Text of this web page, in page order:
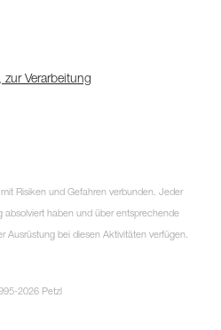
Verarbeitung
Risiken und Gefahren verbunden. Jeder
absolviert haben und über entsprechende
Ausrüstung bei diesen Aktivitäten verfügen.
2026 Petzl